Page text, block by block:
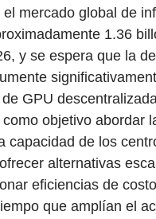
mercado global de
1.36
y se espera que la
GPU
objetivo abordar
capacidad de los
alternativas
eficiencias de
que amplían el